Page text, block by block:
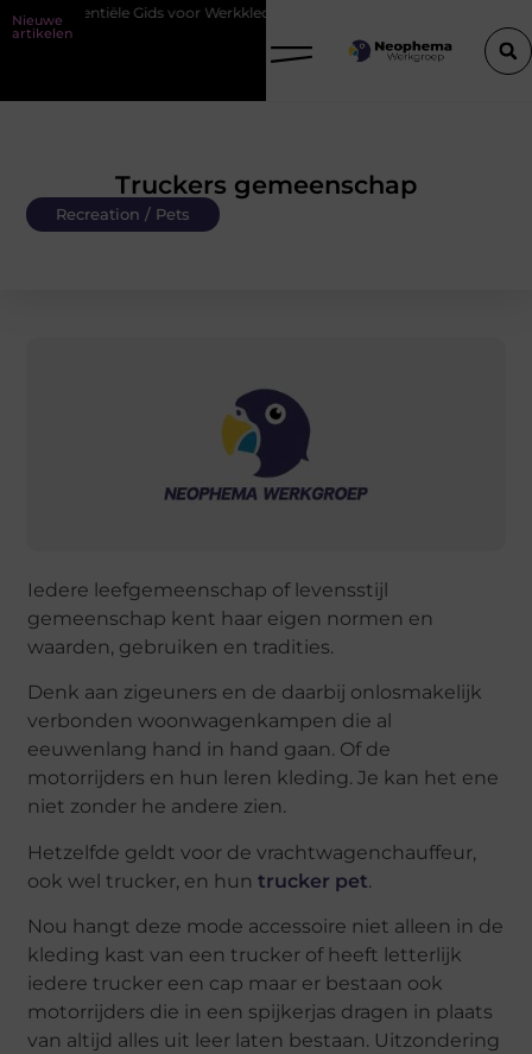
Nieuwe
artikelen
Gids voor Werkkleding in Purmerend
Truckers gemeenschap
Recreation / Pets
Iedere leefgemeenschap of levensstijl
gemeenschap kent haar eigen normen en
waarden, gebruiken en tradities.
Denk aan zigeuners en de daarbij onlosmakelijk
verbonden woonwagenkampen die al
eeuwenlang hand in hand gaan. Of de
motorrijders en hun leren kleding. Je kan het ene
niet zonder he andere zien.
Hetzelfde geldt voor de vrachtwagenchauffeur,
ook wel trucker, en huntrucker pet.
Nou hangt deze mode accessoire niet alleen in de
kleding kast van een trucker of heeft letterlijk
iedere trucker een cap maar er bestaan ook
motorrijders die in een spijkerjas dragen in plaats
van altijd alles uit leer laten bestaan. Uitzondering